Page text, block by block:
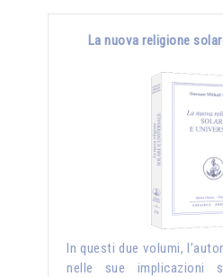
La nuova religione
In questi due volumi,
nelle sue implicazioni